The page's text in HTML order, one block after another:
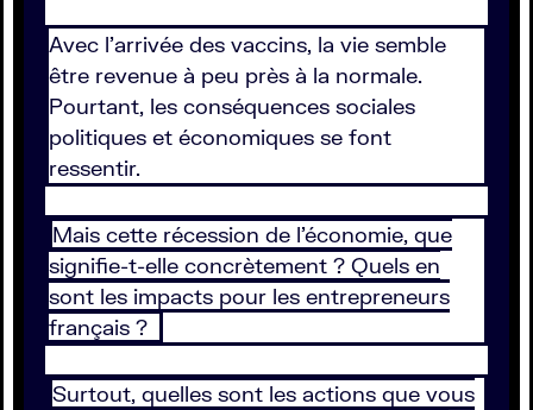
Avec l'arrivée des vaccins, la vie semble
être revenue à peu près à la normale.
Pourtant, les conséquences sociales
politiques et économiques se font
ressentir.
Mais cette récession de l’économie, que
signifie-t-elle concrètement ? Quels en
sont les impacts pour les entrepreneurs
français ?
Surtout, quelles sont les actions que vous